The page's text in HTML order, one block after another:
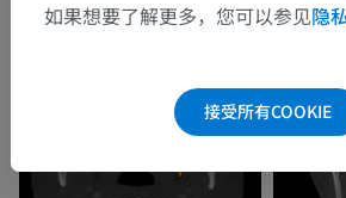
如果想要了解更多，您可以参见隐
接受所有COOKIE